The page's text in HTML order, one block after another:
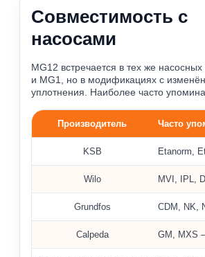
Совместимость с
насосами
MG12 встречается в тех же насосных
и MG1, но в модификациях с
уплотнения. Наиболее часто
Производитель Часто
KSB Etanorm,
Wilo MVI, IPL,
Grundfos CDM, NK,
Calpeda GM, MXS